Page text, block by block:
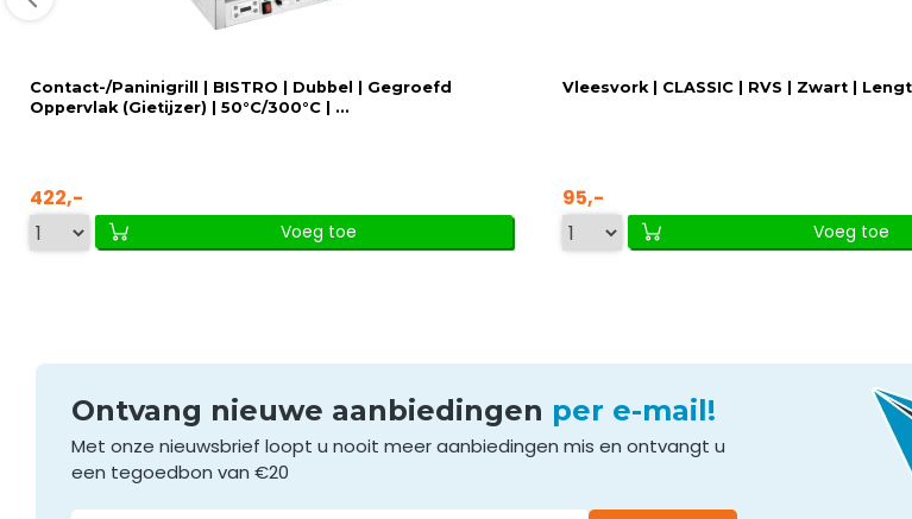
Contact-/Paninigrill | BISTRO | Dubbel | Gegroefd
Oppervlak (Gietijzer) | 50°C/300°C | ...
422,-
Voeg toe
Vleesvork | CLASSIC | RVS | Zwart |
95,-
Voeg toe
Ontvang nieuwe aanbiedingen per e-mail!
Met onze nieuwsbrief loopt u nooit meer aanbiedingen mis en ontvangt u
een tegoedbon van €20